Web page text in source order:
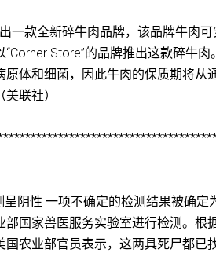
一款全新碎牛肉品牌，该品牌牛肉
“Corner Store”的品牌推出这款碎牛
原体和细菌，因此牛肉的保质期将从
联社）
呈阴性 一项不确定的检测结果被确
部国家兽医服务实验室进行检测。
国农业部官员表示，这两具死尸都已